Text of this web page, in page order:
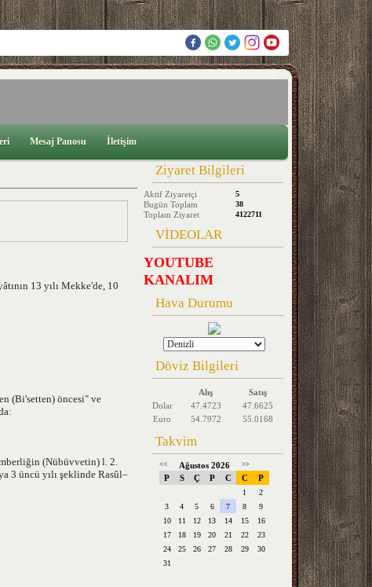
Mesaj Panosu İletişim
13 yılı Mekke'de, 10
(Bi'setten) öncesi" ve
(Nübüvvetin) l. 2.
3 üncü yılı şeklinde Rasûl–
Ziyaret Bilgileri
Aktif Ziyaretçi 5
Bugün Toplam 38
Toplam Ziyaret 4122711
VİDEOLAR
YOUTUBE
KANALIM
Hava Durumu
Döviz Bilgileri
Alış
Satış
Dolar
47.4723
47.6625
Euro
54.7972 55.0168
Takvim
<< Ağustos 2026 >>
P S Ç P C C P
1
2
3
4 5 6 7 8
9
10
11 12 13 14 15
16
17
18 19 20 21 22
23
24
25 26 27 28 29
30
31